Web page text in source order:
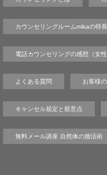
カウンセリングルームmikaの特長
電話カウンセリングの感想（女性
よくある質問 お客様
キャンセル規定と留意点
無料メール講座 自然体の婚活術